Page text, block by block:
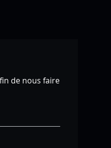
de nous faire